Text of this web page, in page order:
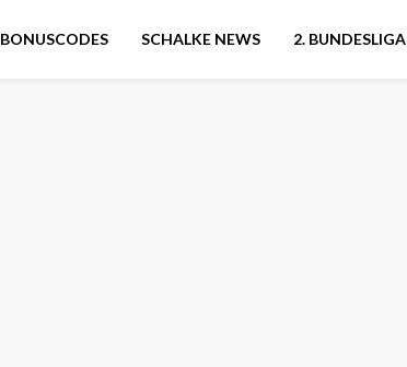
BONUSCODES SCHALKE NEWS 2. BUNDESLIGA